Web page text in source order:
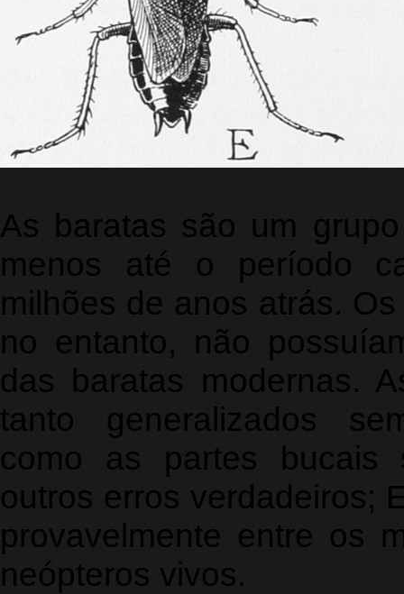
As baratas são um
menos até o período
milhões de anos atrás.
no entanto, não
das baratas modernas.
tanto generalizados
como as partes bucais
outros erros verdadeiros;
provavelmente entre os
neópteros vivos.